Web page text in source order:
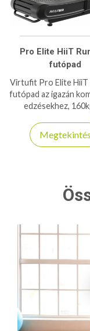
Pro Elite HiiT
futópad
Virtufit Pro Elite HiiT
futópad az igazán
edzésekhez,
Megtekintés